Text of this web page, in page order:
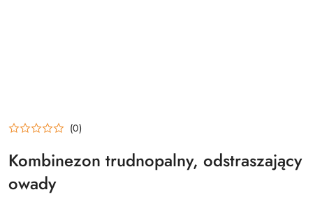
(0)
Kombinezon trudnopalny, odstraszający
owady